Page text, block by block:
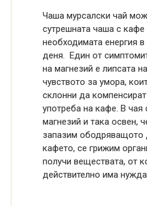
Чаша мурсалски чай
сутрешната чаша с
необходимата енергия
деня. Един от
на магнезий е липсата
чувството за умора,
склонни да
употреба на кафе. В
магнезий и така освен,
запазим ободряващото
кафето, се грижим
получи веществата, от
действително има